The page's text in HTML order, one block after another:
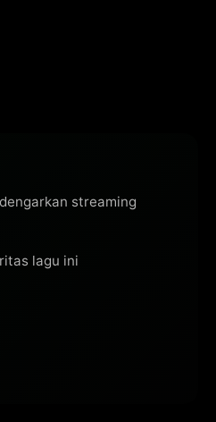
streaming
lagu ini